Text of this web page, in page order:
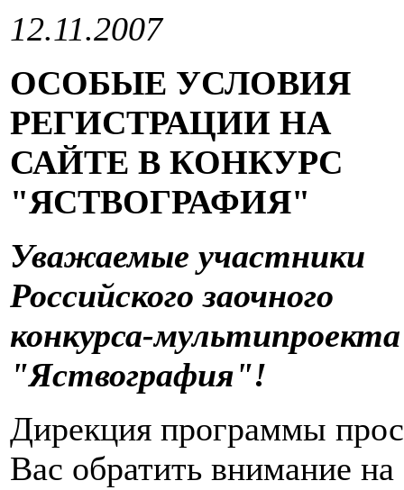
12.11.2007
ОСОБЫЕ УСЛОВИЯ
РЕГИСТРАЦИИ НА
САЙТЕ В КОНКУРС
"ЯСТВОГРАФИЯ"
Уважаемые участники
Российского заочного
конкурса-мультипроекта
"Яствография"!
Дирекция программы
Вас обратить внимание на